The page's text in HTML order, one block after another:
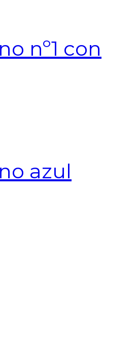
nº1 con
azul